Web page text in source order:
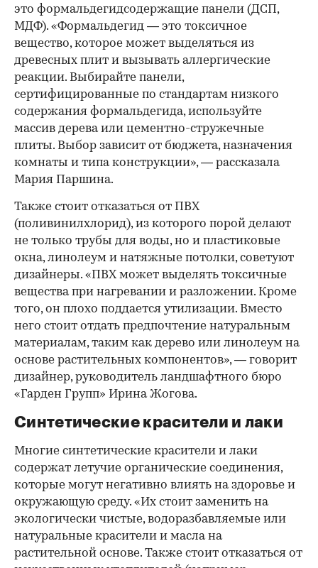
это формальдегидсодержащие панели (ДСП,
МДФ). «Формальдегид — это токсичное
вещество, которое может выделяться из
древесных плит и вызывать аллергические
реакции. Выбирайте панели,
сертифицированные по стандартам низкого
содержания формальдегида, используйте
массив дерева или цементно-стружечные
плиты. Выбор зависит от бюджета, назначения
комнаты и типа конструкции», — рассказала
Мария Паршина.
Также стоит отказаться от ПВХ
(поливинилхлорид), из которого порой делают
не только трубы для воды, но и пластиковые
окна, линолеум и натяжные потолки, советуют
дизайнеры. «ПВХ может выделять токсичные
вещества при нагревании и разложении. Кроме
того, он плохо поддается утилизации. Вместо
него стоит отдать предпочтение натуральным
материалам, таким как дерево или линолеум на
основе растительных компонентов», — говорит
дизайнер, руководитель ландшафтного бюро
«Гарден Групп» Ирина Жогова.
Синтетические красители и лаки
Многие синтетические красители и лаки
содержат летучие органические соединения,
которые могут негативно влиять на здоровье и
окружающую среду. «Их стоит заменить на
экологически чистые, водоразбавляемые или
натуральные красители и масла на
растительной основе. Также стоит отказаться от